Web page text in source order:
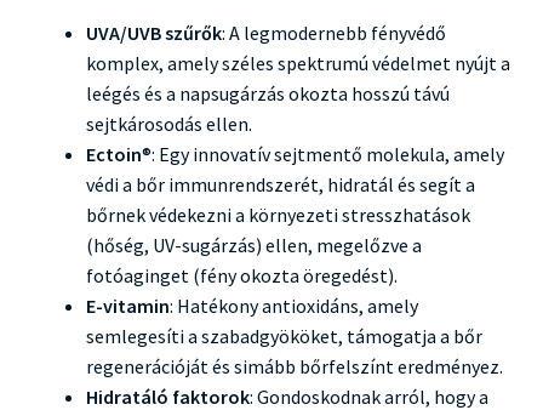
UVA/UVB szűrők: A legmodernebb fényvédő
komplex, amely széles spektrumú védelmet nyújt a
leégés és a napsugárzás okozta hosszú távú
sejtkárosodás ellen.
Ectoin®: Egy innovatív sejtmentő molekula, amely
védi a bőr immunrendszerét, hidratál és segít a
bőrnek védekezni a környezeti stresszhatások
(hőség, UV-sugárzás) ellen, megelőzve a
fotóaginget (fény okozta öregedést).
E-vitamin: Hatékony antioxidáns, amely
semlegesíti a szabadgyököket, támogatja a bőr
regenerációját és simább bőrfelszínt eredményez.
Hidratáló faktorok: Gondoskodnak arról, hogy a